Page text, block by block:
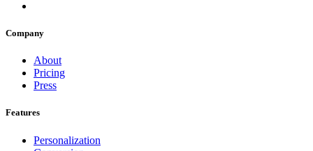
Company
About
Pricing
Press
Features
Personalization